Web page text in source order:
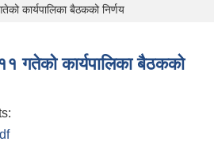
कार्यपालिका बैठकको निर्णय
गतेको कार्यपालिका बैठकको